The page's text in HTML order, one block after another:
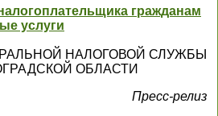
гражданам
услуги
НАЛОГОВОЙ СЛУЖБЫ
ОБЛАСТИ
Пресс-релиз